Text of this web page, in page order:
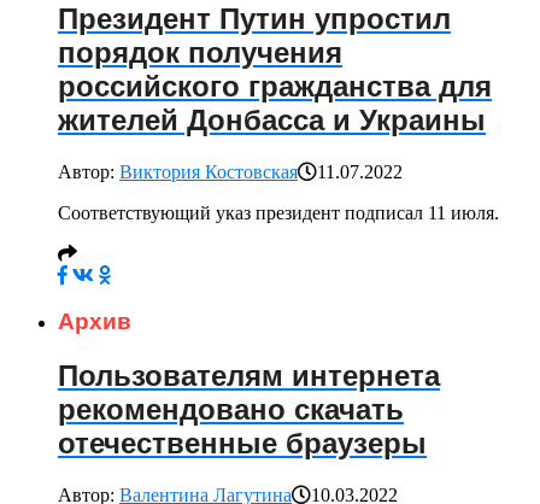
Президент Путин упростил
порядок получения
российского гражданства для
жителей Донбасса и Украины
Автор: Виктория Костовская
11.07.2022
Соответствующий указ президент подписал 11 июля.
Архив
Пользователям интернета
рекомендовано скачать
отечественные браузеры
Автор: Валентина Лагутина 10.03.2022